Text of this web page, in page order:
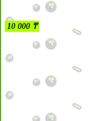
10 000 ₸